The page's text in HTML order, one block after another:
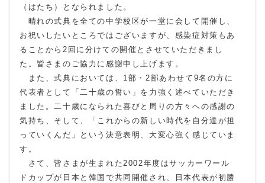
（はたち）となられました。
晴れの式典を全ての中学校区が一堂に会して開催し、
お祝いしたいところではございますが、感染症対策もあ
ることから2回に分けての開催とさせていただきまし
た。皆さまのご協力に感謝申し上げます。
また、式典においては、1部・2部あわせて9名の方に
代表者として「二十歳の誓い」を力強く述べていただき
ました。二十歳になられた喜びと周りの方々への感謝の
気持ち、そして、「これからの新しい時代を自分達が担
っていくんだ」という決意表明、大変心強く感じていま
す。
さて、皆さまが生まれた2002年度はサッカーワール
ドカップが日本と韓国で共同開催され、日本代表が初勝